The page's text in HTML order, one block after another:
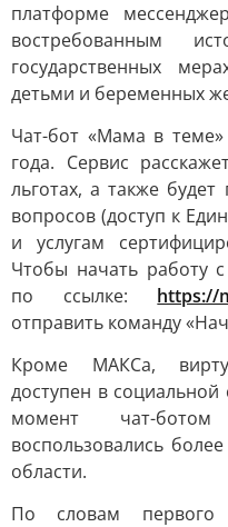
платформе
востребованным
государственных
детьми и беременных
Чат-бот «Мама в
года. Сервис
льготах, а также
вопросов (доступ к
и услугам
Чтобы начать работу
по ссылке: https://
отправить команду
Кроме МАКСа,
доступен в
момент чат-
воспользовались
области.
По словам первого